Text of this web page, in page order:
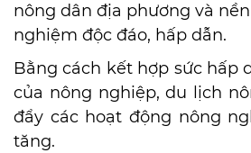
nông dân địa phương và
nghiệm độc đáo, hấp dẫn.
Bằng cách kết hợp sức hấp
của nông nghiệp,du lịch
đẩy các hoạt động nông
tăng.